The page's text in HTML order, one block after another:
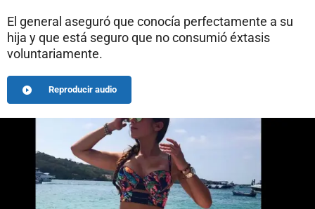
El general aseguró que conocía perfectamente a su
hija y que está seguro que no consumió éxtasis
voluntariamente.
Reproducir audio